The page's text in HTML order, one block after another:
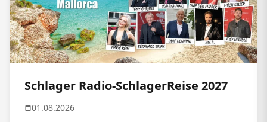
Schlager Radio-SchlagerReise 2027
01.08.2026